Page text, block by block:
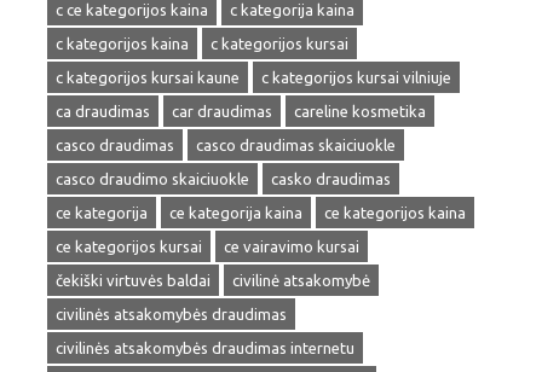
c ce kategorijos kaina
c kategorija kaina
c kategorijos kaina
c kategorijos kursai
c kategorijos kursai kaune
c kategorijos kursai vilniuje
ca draudimas
car draudimas
careline kosmetika
casco draudimas
casco draudimas skaiciuokle
casco draudimo skaiciuokle
casko draudimas
ce kategorija
ce kategorija kaina
ce kategorijos kaina
ce kategorijos kursai
ce vairavimo kursai
čekiški virtuvės baldai
civilinė atsakomybė
civilinės atsakomybės draudimas
civilinės atsakomybės draudimas internetu